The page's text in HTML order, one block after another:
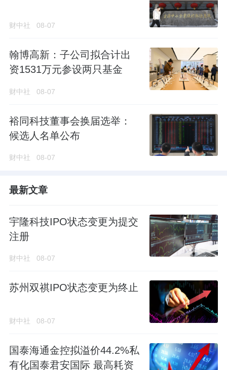
财中社 08-07
翰博高新：子公司拟合计出
资1531万元参设两只基金
财中社 08-07
裕同科技董事会换届选举：
候选人名单公布
财中社 08-07
最新文章
宇隆科技IPO状态变更为提交
注册
财中社 08-07
苏州双祺IPO状态变更为终止
财中社 08-07
国泰海通金控拟溢价44.2%私
有化国泰君安国际 最高耗资